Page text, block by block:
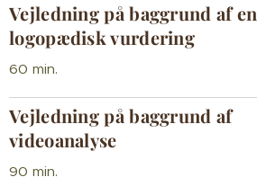
Vejledning på baggrund af en
logopædisk vurdering
60 min.
Vejledning på baggrund af
videoanalyse
90 min.